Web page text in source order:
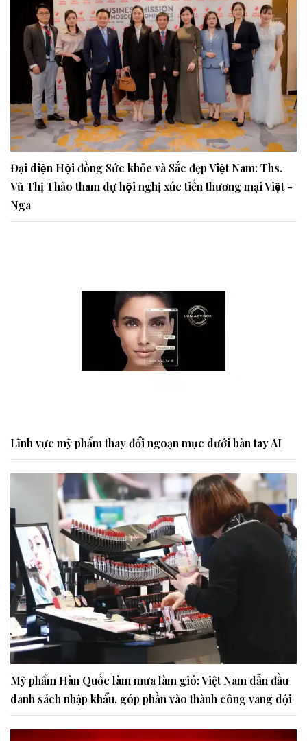
Đại diện Hội đồng Sức khỏe và Sắc đẹp Việt Nam: Ths.
Vũ Thị Thảo tham dự hội nghị xúc tiến thương mại Việt -
Nga
Lĩnh vực mỹ phẩm thay đổi ngoạn mục dưới bàn tay AI
Mỹ phẩm Hàn Quốc làm mưa làm gió: Việt Nam dẫn đầu
danh sách nhập khẩu, góp phần vào thành công vang dội